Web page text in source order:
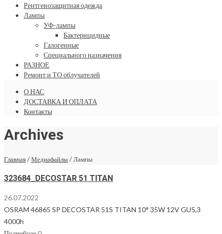
Рентгенозащитная одежда
Лампы
УФ-лампы
Бактерицидные
Галогенные
Специального назначения
РАЗНОЕ
Ремонт и ТО облучателей
О НАС
ДОСТАВКА И ОПЛАТА
Контакты
Archives
Главная/Медиафайлы/Лампы
323684_DECOSTAR 51 TITAN
26.07.2022
OSRAM 46865 SP DECOSTAR 51S TITAN 10° 35W 12V GU5,3
4000h